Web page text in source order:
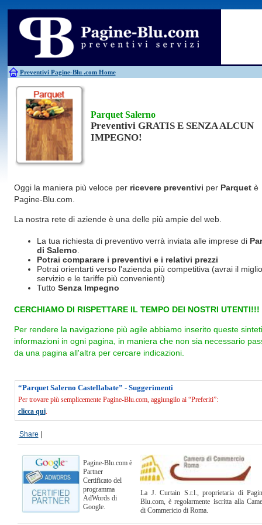
Preventivi Pagine-Blu .com Home
Antifurti
Allarme
Bagni chimici
Edilizia Giardinieri
Caldaie
Falegnami Idraulici
Canne fumarie
Parquet Salerno
Preventivi GRATIS E SENZA ALCUN
IMPEGNO!
Oggi la maniera più veloce per ricevere preventivi per Parquetè
Pagine-Blu.com.
La nostra rete di aziende è una delle più ampie del web.
La tua richiesta di preventivo verrà inviata alle imprese di
di Salerno
Potrai comparare i preventivi e i relativi prezzi
Potrai orientarti verso l'azienda più competitiva (avrai il
servizio e le tariffe più convenienti)
Tutto Senza Impegno
CERCHIAMO DI RISPETTARE IL TEMPO DEI NOSTRI UTENTI!!!
Per rendere la navigazione più agile abbiamo inserito queste
informazioni in ogni pagina, in maniera che non sia necessario
da una pagina all'altra per cercare indicazioni.
“Parquet Salerno Castellabate” - Suggerimenti
Per trovare più semplicemente Pagine-Blu.com, aggiungilo ai “Preferiti”:
clicca qui.
Share
Pagine-Blu.com è
Partner
Certificato del
programma
AdWords di
Google.
La J. Curtain S.r.l., proprietaria di
Blu.com, è regolarmente iscritta alla
di Commericio di Roma.